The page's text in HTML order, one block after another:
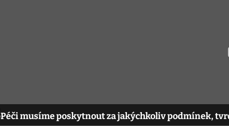
Péči musíme poskytnout za jakýchkoliv podmínek,